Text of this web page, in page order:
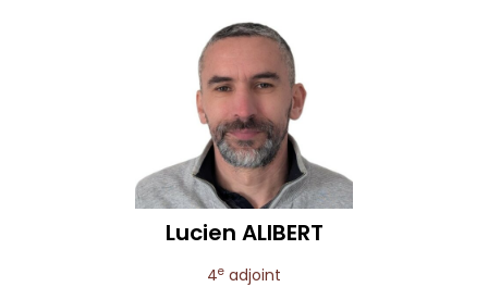
Lucien ALIBERT
4e adjoint